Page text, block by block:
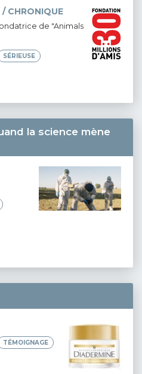
CHRONIQUE
de "Animals
SÉRIEUSE
la science mène
TÉMOIGNAGE